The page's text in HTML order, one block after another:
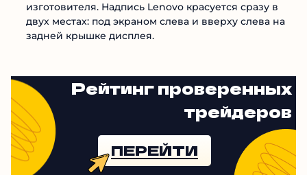
изготовителя. Надпись Lenovo красуется сразу в
двух местах: под экраном слева и вверху слева на
задней крышке дисплея.
Рейтинг проверенных
трейдеров
ПЕРЕЙТИ